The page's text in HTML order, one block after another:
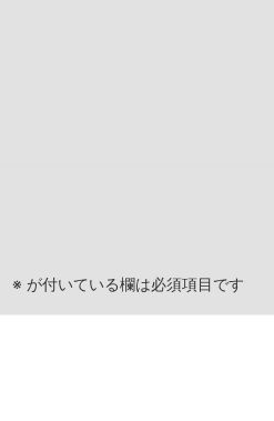
※ が付いている欄は必須項目です